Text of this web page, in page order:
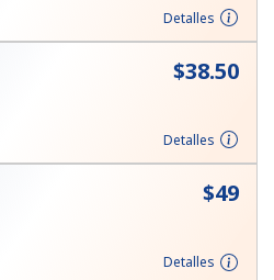
Detalles
⁦$38.50⁩
Detalles
⁦$49⁩
Detalles